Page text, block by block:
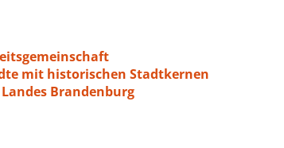
mit historischen Stadtkernen
Landes Brandenburg